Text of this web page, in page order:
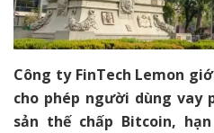
Công ty FinTech Lemon
cho phép người dùng vay
sản thế chấp Bitcoin,